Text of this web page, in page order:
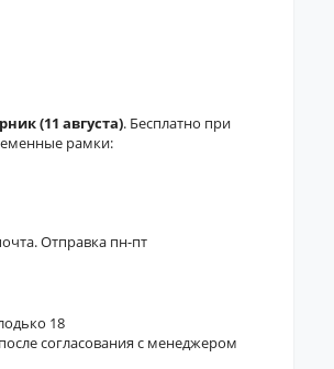
(11 августа). Бесплатно при
рамки:
Отправка пн-пт
18
согласования с менеджером